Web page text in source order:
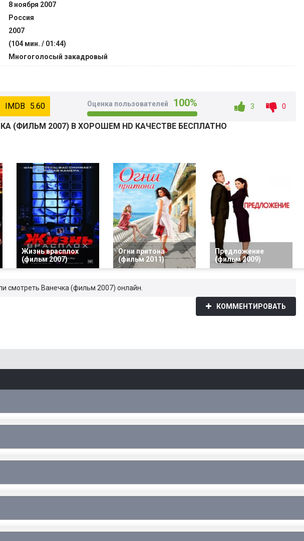
8 ноября 2007
Россия
2007
(104 мин. / 01:44)
Многоголосый закадровый
5.60 Оценка пользователей 100% 3 0
(ФИЛЬМ 2007) В ХОРОШЕМ HD КАЧЕСТВЕ БЕСПЛАТНО
Жизнь врасплох
(фильм 2007)
Огни притона
(фильм 2011)
Предложение
(фильм 2009)
смотреть Ванечка (фильм 2007) онлайн.
КОММЕНТИРОВАТЬ